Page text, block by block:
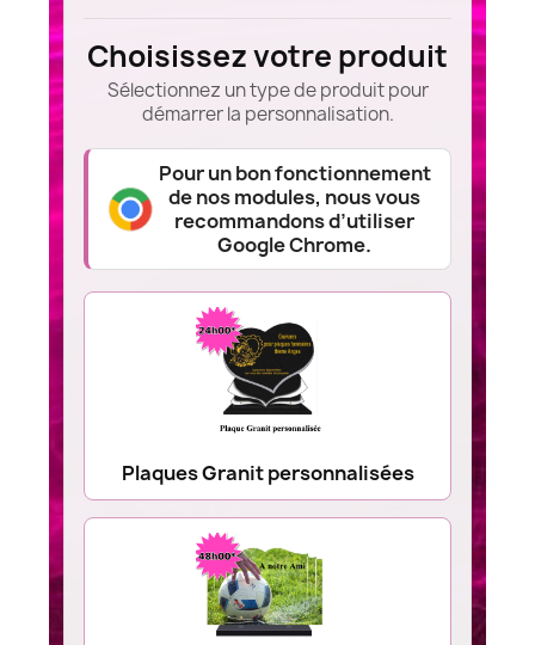
Choisissez votre produit
Sélectionnez un type de produit pour
démarrer la personnalisation.
Pour un bon fonctionnement
de nos modules, nous vous
recommandons d’utiliser
Google Chrome.
Plaques Granit personnalisées